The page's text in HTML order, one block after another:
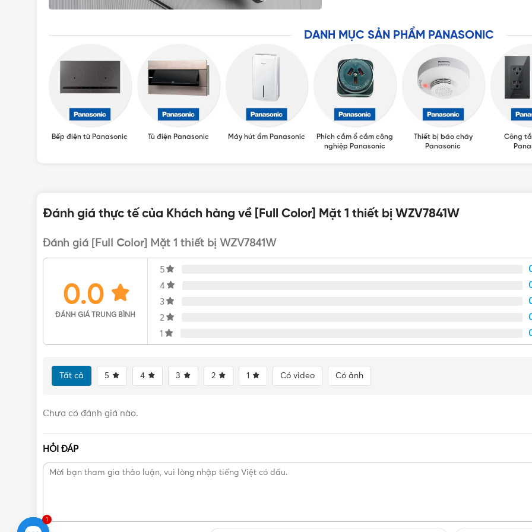
1 gang – 1 device plate
Xuất xứ: Thái Lan
DANH MỤC SẢN PHẨM PANASONIC
Bếp điện từ Panasonic Tủ điện Panasonic Máy hút ẩm Panasonic
Phích cắm ổ cắm công
nghiệp Panasonic
Thiết bị báo cháy
Panasonic
Công
Đánh giá thực tế của Khách hàng về [Full Color] Mặt 1 thiết bị WZV7841W
Đánh giá [Full Color] Mặt 1 thiết bị WZV7841W
0.0
ĐÁNH GIÁ TRUNG BÌNH
5
4
3
2
1
Tất cả 5 4 3 2 1 Có video Có ảnh
Chưa có đánh giá nào.
HỎI ĐÁP
1